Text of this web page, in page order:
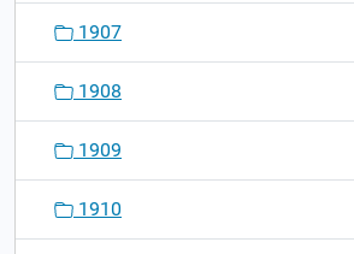
1907
1908
1909
1910